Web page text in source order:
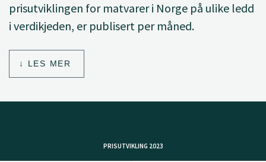
prisutviklingen for matvarer i Norge på ulike ledd
i verdikjeden, er publisert per måned.
LES MER
PRISUTVIKLING 2023